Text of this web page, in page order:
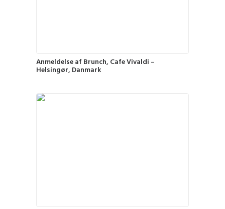
Anmeldelse af Brunch, Cafe Vivaldi –
Helsingør, Danmark